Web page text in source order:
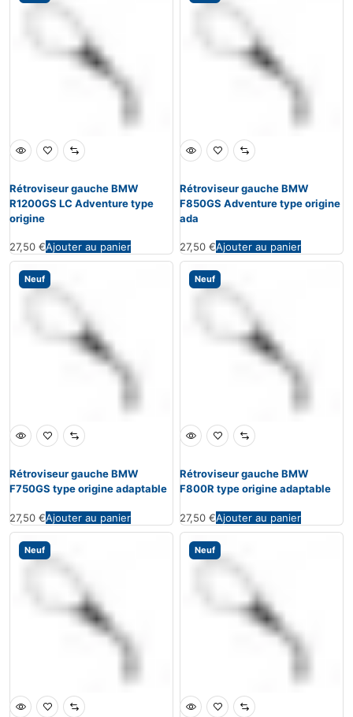
Rétroviseur gauche BMW
R1200GS LC Adventure type
origine
27,50 €Ajouter au panier
Rétroviseur gauche BMW
F850GS Adventure type origine
ada
27,50 €Ajouter au panier
Neuf
Rétroviseur gauche BMW
F750GS type origine adaptable
27,50 €Ajouter au panier
Neuf
Rétroviseur gauche BMW
F800R type origine adaptable
27,50 €Ajouter au panier
Neuf Neuf